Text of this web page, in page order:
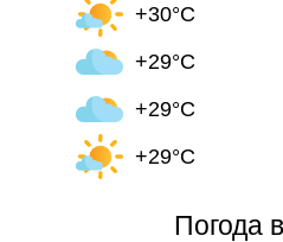
+30°C
+29°C
+29°C
+29°C
Погода